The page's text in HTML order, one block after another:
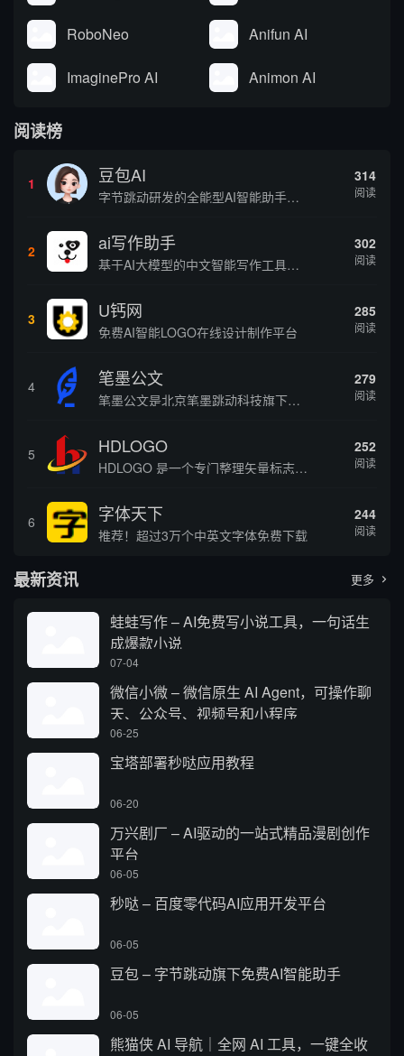
RoboNeo Anifun AI
ImaginePro AI Animon AI
阅读榜
1 豆包AI
字节跳动研发的全能型AI智能助手，提供智能对话、知识问答、内容创作、学习办公等一站式AI服务
314
阅读
2 ai写作助手
基于AI大模型的中文智能写作工具，面向学生、自媒体、职场人士提供一站式文本创作服务 核心定位 AI写作助手是依托人工智能技术打造的创作辅助平台，专注中文文本生成与优化，帮助用户快速完成各类文案、文章、论文等内容创作，提升写作效率 核心功能 ...
302
阅读
3 U钙网
免费AI智能LOGO在线设计制作平台
285
阅读
4 笔墨公文
笔墨公文是北京笔墨跳动科技旗下垂直公文赛道 AIGC 创作平台，深耕体制公文专业场景，依托海量标准公文语料训练专属大模型。平台整合 AI 公文生成、全维度智能校对、范文库、实时更新素材库、标准化公文模板五大核心板块，兼顾公文快速撰写、文稿合...
279
阅读
5 HDLOGO
HDLOGO 是一个专门整理矢量标志和图标的网站，提供各类品牌和公司的矢量标志下载服务，主要面向设计师、营销人员和企业用户，帮他们获取高质量的品牌标识资源。
252
阅读
6 字体天下
推荐！超过3万个中英文字体免费下载
244
阅读
最新资讯 更多 
蛙蛙写作 – AI免费写小说工具，一句话生
成爆款小说
07-04
微信小微 – 微信原生 AI Agent，可操作聊
天、公众号、视频号和小程序
06-25
宝塔部署秒哒应用教程
06-20
万兴剧厂 – AI驱动的一站式精品漫剧创作
平台
06-05
秒哒 – 百度零代码AI应用开发平台
06-05
豆包 – 字节跳动旗下免费AI智能助手
06-05
熊猫侠 AI 导航｜全网 AI 工具，一键全收